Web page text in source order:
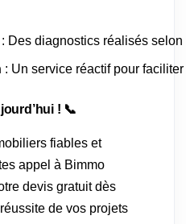
: Des diagnostics réalisés
: Un service réactif pour
! 📞
fiables et
appel à Bimmo
devis gratuit dès
de vos projets